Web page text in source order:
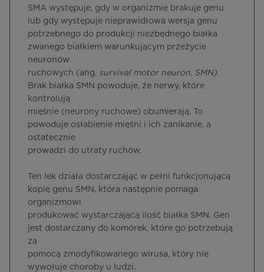
SMA występuje, gdy w organizmie brakuje genu
lub gdy występuje nieprawidłowa wersja genu
potrzebnego do produkcji niezbędnego białka
zwanego białkiem warunkującym przeżycie
neuronów
ruchowych (ang. survival motor neuron, SMN).
Brak białka SMN powoduje, że nerwy, które
kontrolują
mięśnie (neurony ruchowe) obumierają. To
powoduje osłabienie mięśni i ich zanikanie, a
ostatecznie
prowadzi do utraty ruchów.
Ten lek działa dostarczając w pełni funkcjonującą
kopię genu SMN, która następnie pomaga
organizmowi
produkować wystarczającą ilość białka SMN. Gen
jest dostarczany do komórek, które go potrzebują
za
pomocą zmodyfikowanego wirusa, który nie
wywołuje choroby u ludzi.